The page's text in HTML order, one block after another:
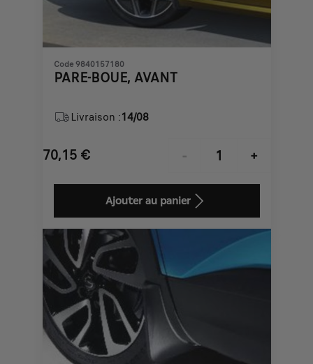
Code 9840157180
PARE-BOUE, AVANT
Livraison :14/08
70,15 €
Price
70,15
€
-
+
Quantity
to:
1
Ajouter au panier